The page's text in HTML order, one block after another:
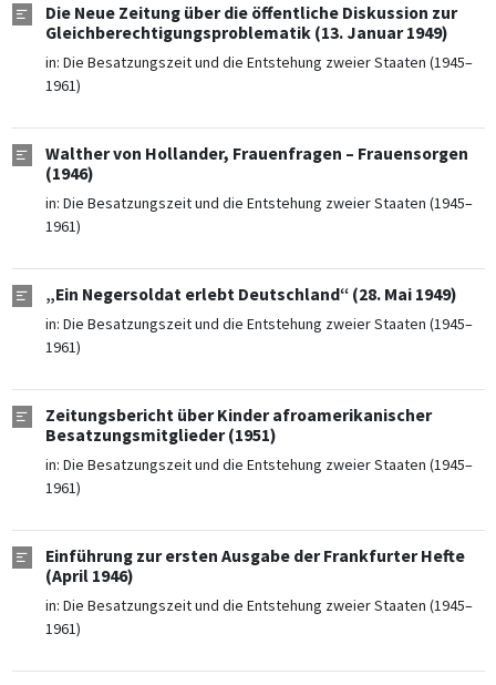
Die Neue Zeitung über die öffentliche Diskussion zur
Gleichberechtigungsproblematik (13. Januar 1949)
in: Die Besatzungszeit und die Entstehung zweier Staaten (1945–
1961)
Walther von Hollander, Frauenfragen – Frauensorgen
(1946)
in: Die Besatzungszeit und die Entstehung zweier Staaten (1945–
1961)
„Ein Negersoldat erlebt Deutschland“ (28. Mai 1949)
in: Die Besatzungszeit und die Entstehung zweier Staaten (1945–
1961)
Zeitungsbericht über Kinder afroamerikanischer
Besatzungsmitglieder (1951)
in: Die Besatzungszeit und die Entstehung zweier Staaten (1945–
1961)
Einführung zur ersten Ausgabe der Frankfurter Hefte
(April 1946)
in: Die Besatzungszeit und die Entstehung zweier Staaten (1945–
1961)